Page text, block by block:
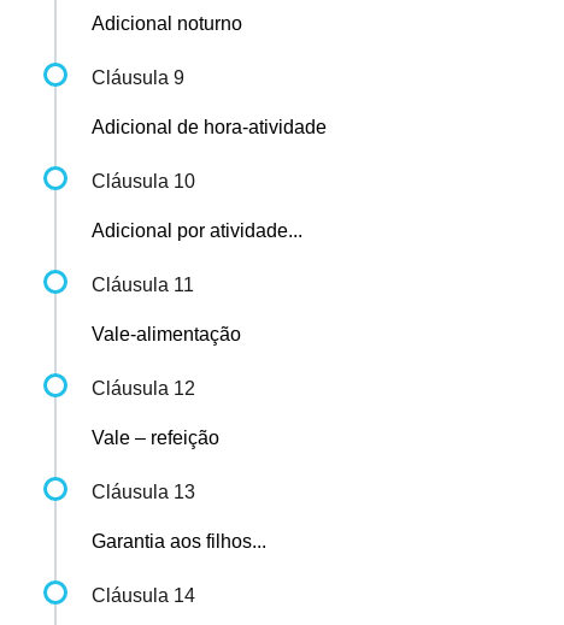
Adicional noturno
Cláusula 9
Adicional de hora-atividade
Cláusula 10
Adicional por atividade...
Cláusula 11
Vale-alimentação
Cláusula 12
Vale – refeição
Cláusula 13
Garantia aos filhos...
Cláusula 14